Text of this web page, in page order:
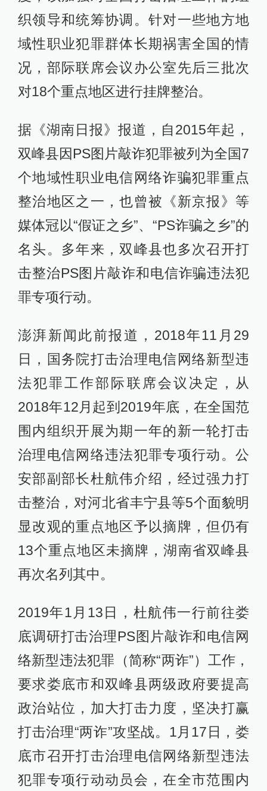
织领导和统筹协调。针对一些地方地
域性职业犯罪群体长期祸害全国的情
况，部际联席会议办公室先后三批次
对18个重点地区进行挂牌整治。
据《湖南日报》报道，自2015年起，
双峰县因PS图片敲诈犯罪被列为全国7
个地域性职业电信网络诈骗犯罪重点
整治地区之一，也曾被《新京报》等
媒体冠以“假证之乡”、“PS诈骗之乡”的
名头。多年来，双峰县也多次召开打
击整治PS图片敲诈和电信诈骗违法犯
罪专项行动。
澎湃新闻此前报道，2018年11月29
日，国务院打击治理电信网络新型违
法犯罪工作部际联席会议决定，从
2018年12月起到2019年底，在全国范
围内组织开展为期一年的新一轮打击
治理电信网络违法犯罪专项行动。公
安部副部长杜航伟介绍，经过强力打
击整治，对河北省丰宁县等5个面貌明
显改观的重点地区予以摘牌，但仍有
13个重点地区未摘牌，湖南省双峰县
再次名列其中。
2019年1月13日，杜航伟一行前往娄
底调研打击治理PS图片敲诈和电信网
络新型违法犯罪（简称“两诈”）工作，
要求娄底市和双峰县两级政府要提高
政治站位，加大打击力度，坚决打赢
打击治理“两诈”攻坚战。1月17日，娄
底市召开打击治理电信网络新型违法
犯罪专项行动动员会，在全市范围内